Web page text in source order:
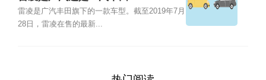
雷凌是广汽丰田旗下的一款车型。截至2019年7月
28日，雷凌在售的最新...